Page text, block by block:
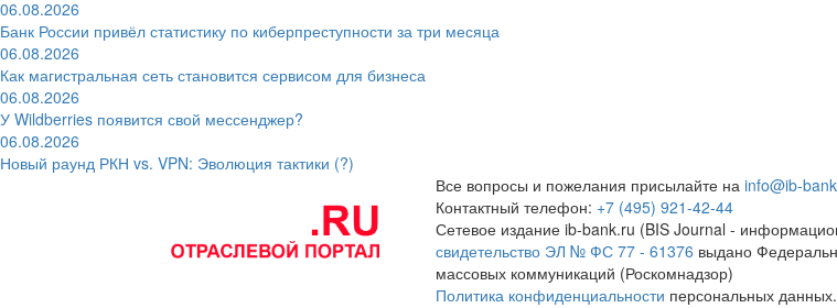
06.08.2026
Банк России привёл статистику по киберпреступности за три месяца
06.08.2026
Как магистральная сеть становится сервисом для бизнеса
06.08.2026
У Wildberries появится свой мессенджер?
06.08.2026
Новый раунд РКН vs. VPN: Эволюция тактики (?)
Все вопросы и пожелания присылайте на info@ib-
Контактный телефон: +7 (495) 921-42-44
Сетевое издание ib-bank.ru (BIS Journal -
свидетельство ЭЛ № ФС 77 - 61376 выдано
массовых коммуникаций (Роскомнадзор)
Политика конфиденциальности персональных данных.